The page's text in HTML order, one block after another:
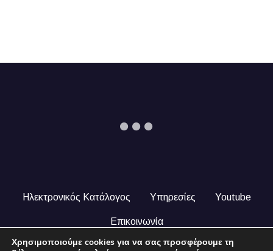
Ηλεκτρονικός Κατάλογος Υπηρεσίες Youtube
Επικοινωνία
© 2024 COPYRIGHT ILEKTRONIKOSKATALOGOS.GR. ALL
Χρησιμοποιούμε cookies για να σας προσφέρουμε τη